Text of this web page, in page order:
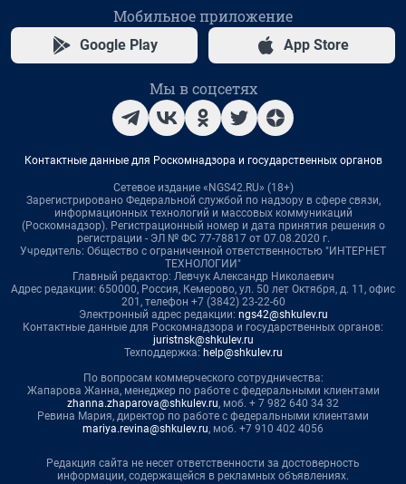
Мобильное приложение
Google Play App Store
Мы в соцсетях
Контактные данные для Роскомнадзора и государственных органов
Сетевое издание «NGS42.RU» (18+)
Зарегистрировано Федеральной службой по надзору в сфере связи,
информационных технологий и массовых коммуникаций
(Роскомнадзор). Регистрационный номер и дата принятия решения о
регистрации - ЭЛ № ФС 77-78817 от 07.08.2020 г.
Учредитель: Общество с ограниченной ответственностью "ИНТЕРНЕТ
ТЕХНОЛОГИИ"
Главный редактор: Левчук Александр Николаевич
Адрес редакции: 650000, Россия, Кемерово, ул. 50 лет Октября, д. 11, офис
201, телефон +7 (3842) 23-22-60
Электронный адрес редакции: ngs42@shkulev.ru
Контактные данные для Роскомнадзора и государственных органов:
juristnsk@shkulev.ru
Техподдержка: help@shkulev.ru
По вопросам коммерческого сотрудничества:
Жапарова Жанна, менеджер по работе с федеральными клиентами
zhanna.zhaparova@shkulev.ru, моб. + 7 982 640 34 32
Ревина Мария, директор по работе с федеральными клиентами
mariya.revina@shkulev.ru, моб. +7 910 402 4056
Редакция сайта не несет ответственности за достоверность
информации, содержащейся в рекламных объявлениях.